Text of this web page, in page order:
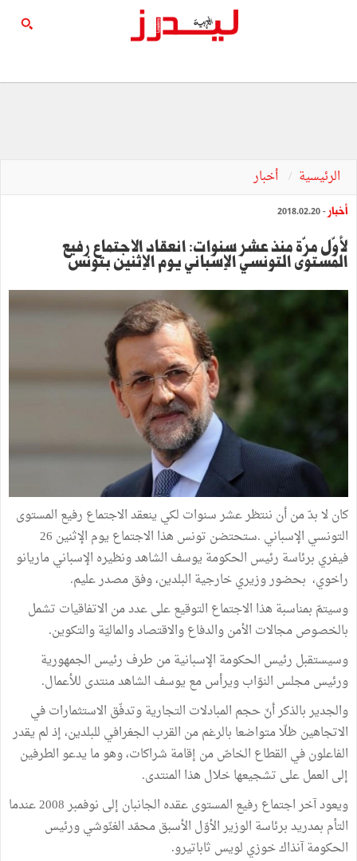
الرئيسية أخبار
أخبار - 2018.02.20
لأوّل مرّة منذ عشر سنوات: انعقاد الاجتماع رفيع
المستوى التونسي الإسباني يوم الإثنين بتونس
كان لا بدّ من أن ننتظر عشر سنوات لكي ينعقد الاجتماع رفيع المستوى
التونسي الإسباني .ستحتضن تونس هذا الاجتماع يوم الإثنين 26
فيفري برئاسة رئيس الحكومة يوسف الشاهد ونظيره الإسباني ماريانو
راخوي، بحضور وزيري خارجية البلدين، وفق مصدر عليم.
وسيتمّ بمناسبة هذا الاجتماع التوقيع على عدد من الاتفاقيات تشمل
بالخصوص مجالات الأمن والدفاع والاقتصاد والماليّة والتكوين.
وسيستقبل رئيس الحكومة الإسبانية من طرف رئيس الجمهورية
ورئيس مجلس النوّاب ويرأس مع يوسف الشاهد منتدى للأعمال.
والجدير بالذكر أنّ حجم المبادلات التجارية وتدفّق الاستثمارات في
الاتجاهين ظلّا متواضعا بالرغم من القرب الجغرافي للبلدين، إذ لم يقدر
الفاعلون في القطاع الخاصّ من إقامة شراكات، وهو ما يدعو الطرفين
إلى العمل على تشجيعها خلال هذا المنتدى.
ويعود آخر اجتماع رفيع المستوى عقده الجانبان إلى نوفمبر 2008 عندما
التأم بمدريد برئاسة الوزير الأوّل الأسبق محمّد الغنّوشي ورئيس
الحكومة آنذاك خوزي لويس ثاباتيرو.